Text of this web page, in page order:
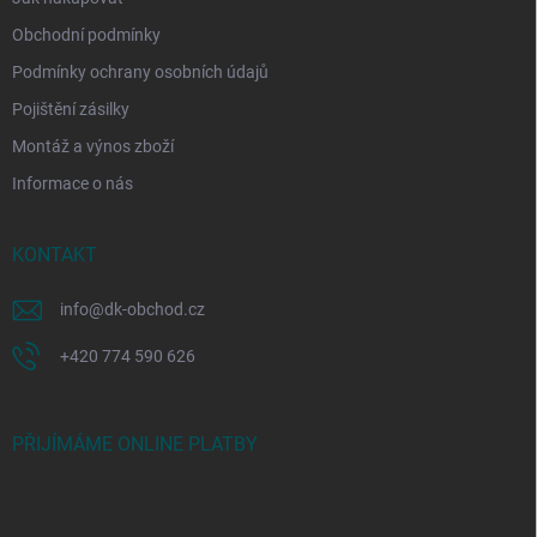
Obchodní podmínky
Podmínky ochrany osobních údajů
Pojištění zásilky
Montáž a výnos zboží
Informace o nás
KONTAKT
info@dk-obchod.cz
+420 774 590 626
PŘIJÍMÁME ONLINE PLATBY